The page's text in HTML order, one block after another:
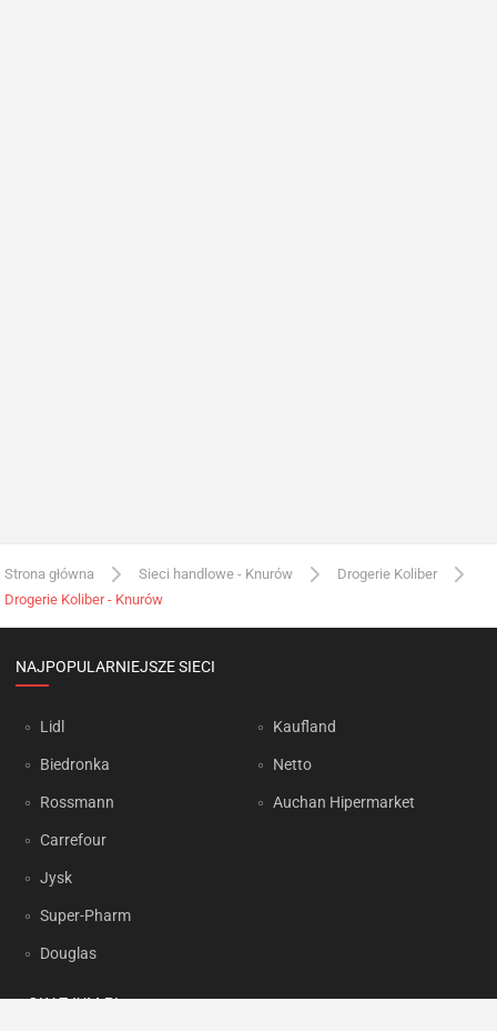
Strona główna Sieci handlowe - Knurów
Drogerie Koliber
Drogerie Koliber - Knurów
NAJPOPULARNIEJSZE SIECI
Lidl
Biedronka
Rossmann
Carrefour
Jysk
Super-Pharm
Douglas
Kaufland
Netto
Auchan Hipermarket
OKAZJUM.PL